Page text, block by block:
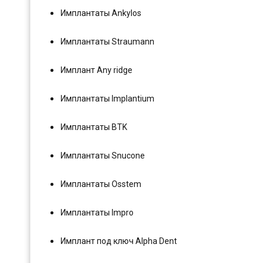
Имплантаты Ankylos
Имплантаты Straumann
Имплант Any ridge
Имплантаты Implantium
Имплантаты BTK
Имплантаты Snucone
Имплантаты Osstem
Имплантаты Impro
Имплант под ключ Alpha Dent